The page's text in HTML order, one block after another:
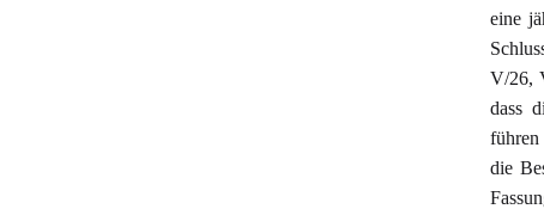
eine
V/26,
dass
die